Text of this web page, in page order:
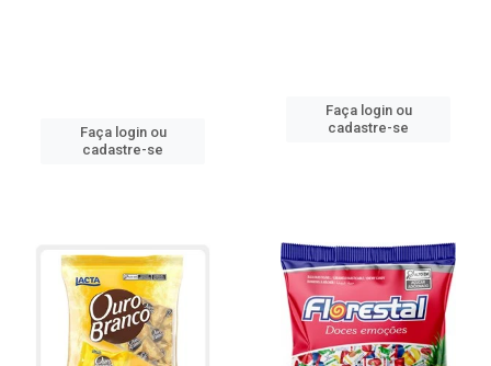
Faça login ou
cadastre-se
Faça login ou
cadastre-se